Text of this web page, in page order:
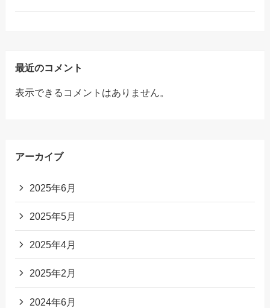
最近のコメント
表示できるコメントはありません。
アーカイブ
2025年6月
2025年5月
2025年4月
2025年2月
2024年6月